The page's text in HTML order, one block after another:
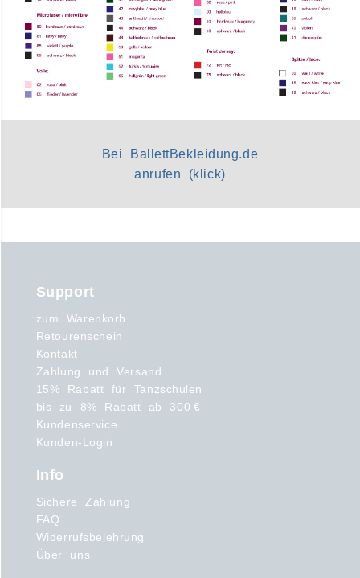
Bei BallettBekleidung.de
anrufen (klick)
Support
zum Warenkorb
Retourenschein
Kontakt
Zahlung und Versand
15% Rabatt für Tanzschulen
bis zu 8% Rabatt ab 300 €
Kundenservice
Kunden-Login
Info
Sichere Zahlung
FAQ
Widerrufsbelehrung
Über uns